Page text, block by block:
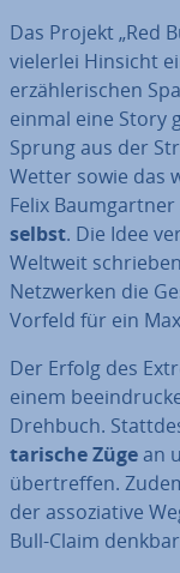
Das Projekt „Red
vielerlei Hinsicht
er­zäh­le­ri­schen
einmal eine Story
Sprung aus der
Wetter sowie das
Felix Baum­gart­ner
selbst. Die Idee
Weltweit
Netz­wer­ken die
Vorfeld für ein
Der Erfolg des
einem
Drehbuch.
ta­ri­sche Zügean
über­tref­fen.
der as­so­zia­ti­ve
Bull-Claim